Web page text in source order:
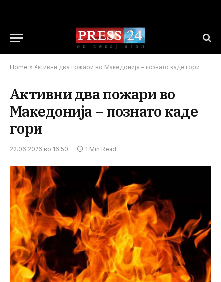
Home » Активни два пожари во Македонија – познато каде гори
Активни два пожари во
Македонија – познато каде
гори
22.06.2026 во 16:50 1 Min Read